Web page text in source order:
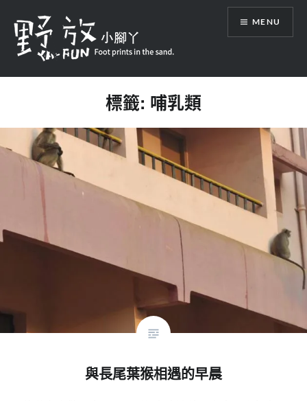
content
野放小腳丫 Foot prints in the sand.
MENU
標籤: 哺乳類
與長尾葉猴相遇的早晨